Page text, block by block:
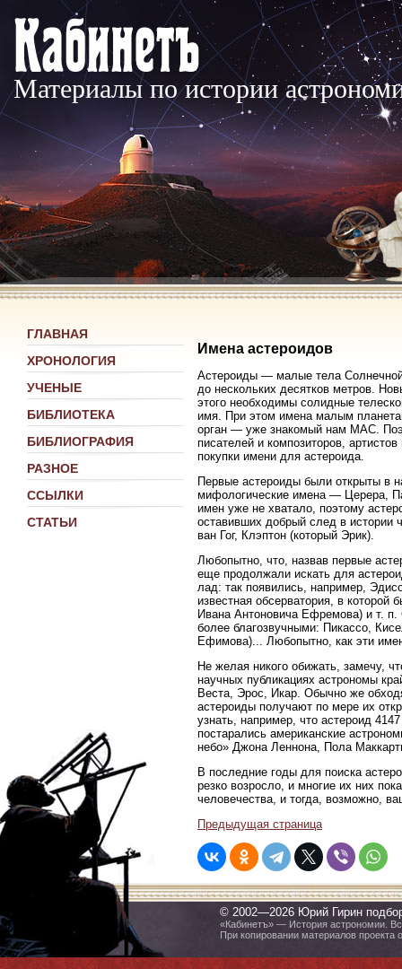
Материалы по истории
ГЛАВНАЯ
ХРОНОЛОГИЯ
УЧЕНЫЕ
БИБЛИОТЕКА
БИБЛИОГРАФИЯ
РАЗНОЕ
ССЫЛКИ
СТАТЬИ
Имена астероидов
Астероиды — малые тела
до нескольких десятков метров.
этого необходимы солидные
имя. При этом имена малым
орган — уже знакомый нам МАС.
писателей и композиторов,
покупки имени для астероида.
Первые астероиды были открыты в
мифологические имена — Церера,
имен уже не хватало, поэтому
оставивших добрый след в истории
ван Гог, Клэптон (который Эрик).
Любопытно, что, назвав первые
еще продолжали искать для
лад: так появились, например,
известная обсерватория, в
Ивана Антоновича Ефремова) и т. п.
более благозвучными: Пикассо,
Ефимова)... Любопытно, как эти
Не желая никого обижать, замечу,
научных публикациях астрономы
Веста, Эрос, Икар. Обычно же
астероиды получают по мере их
узнать, например, что астероид
постарались американские
небо» Джона Леннона, Пола
В последние годы для поиска
резко возросло, и многие их них
человечества, и тогда, возможно,
Предыдущая страница
© 2002—2026 Юрий Гирин
«Кабинетъ» — История астрономии.
При копировании материалов проекта